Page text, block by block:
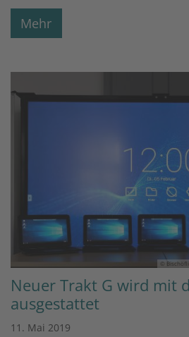
Mehr
©
Neuer Trakt G wird mit
ausgestattet
11. Mai 2019